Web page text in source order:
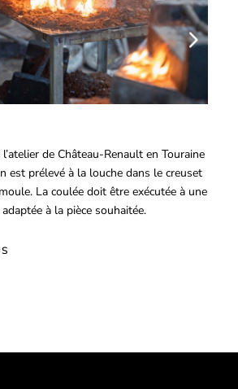
de Château-Renault en Touraine
est prélevé à la louche dans le creuset
La coulée doit être exécutée à une
à la pièce souhaitée.